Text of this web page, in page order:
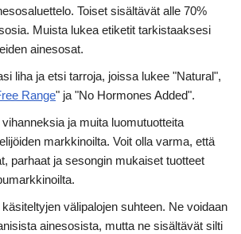
Toiset sisältävät alle 70%
Muista lukea etiketit tarkistaaksesi
ainesosat.
liha ja etsi tarroja, joissa lukee "Natural",
Range" ja "No Hormones Added".
ja muita luomutuotteita
markkinoilta. Voit olla varma, että
parhaat ja sesongin mukaiset tuotteet
välipalojen suhteen. Ne voidaan
ainesosista, mutta ne sisältävät silti